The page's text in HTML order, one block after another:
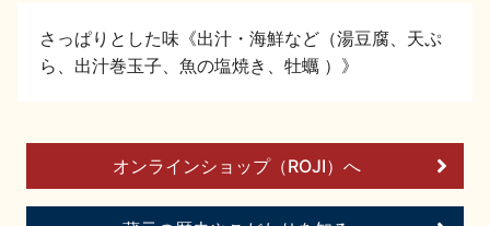
美味しい地酒の選び方
地酒蔵元会とは
さっぱりとした味《出汁・海鮮など（湯豆腐、天ぷ
ら、出汁巻玉子、魚の塩焼き、牡蠣 ）》
オンラインショップ（ROJI）へ